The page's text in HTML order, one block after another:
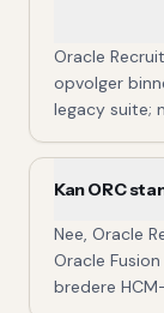
Oracle
opvolger
legacy suite;
Kan ORC
Nee, Oracle
Oracle
bredere